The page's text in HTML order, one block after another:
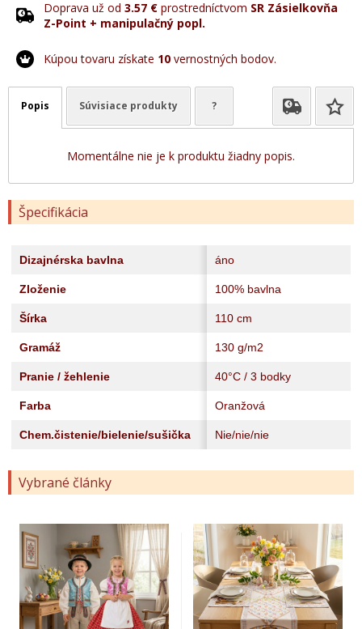
Doprava už od 3.57 € prostredníctvom SR Zásielkovňa
Z-Point + manipulačný popl.
Kúpou tovaru získate 10 vernostných bodov.
Popis Súvisiace produkty ?
Momentálne nie je k produktu žiadny popis.
Špecifikácia
Dizajnérska bavlna áno
Zloženie 100% bavlna
Šírka 110 cm
Gramáž 130 g/m2
Pranie / žehlenie 40°C / 3 bodky
Farba Oranžová
Chem.čistenie/bielenie/sušička Nie/nie/nie
Vybrané články